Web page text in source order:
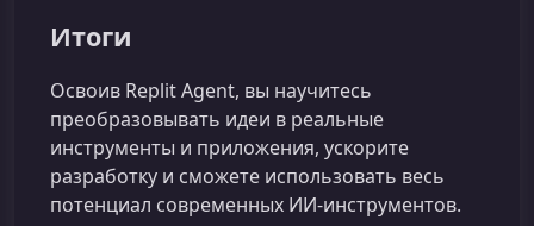
Итоги
Освоив Replit Agent, вы научитесь
преобразовывать идеи в реальные
инструменты и приложения, ускорите
разработку и сможете использовать весь
потенциал современных ИИ-инструментов.